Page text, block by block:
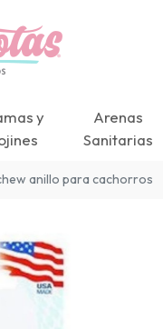
y
Arenas
Sanitarias
anillo para cachorros